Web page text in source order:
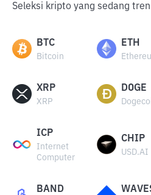
Seleksi kripto yang sedang
BTC
Bitcoin
ETH
XRP
XRP
DOGE
ICP
Internet
Computer
CHIP
USD.AI
BAND